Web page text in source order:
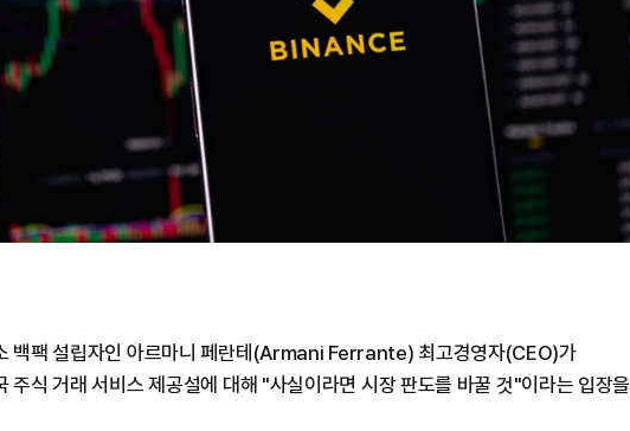
백팩 설립자인 아르마니 페란테(Armani Ferrante) 최고경영자(CEO)가
주식 거래 서비스 제공설에 대해 "사실이라면 시장 판도를 바꿀 것"이라는 입장을